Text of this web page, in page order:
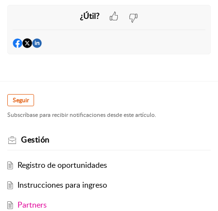
¿Útil?
Seguir
Subscríbase para recibir notificaciones desde este artículo.
Gestión
Registro de oportunidades
Instrucciones para ingreso
Partners